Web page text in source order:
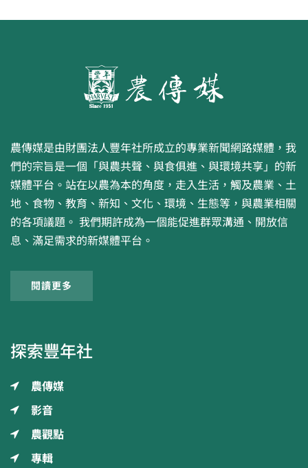
農傳媒是由財團法人豐年社所成立的專業新聞網路媒體，我
們的宗旨是一個「與農共聲、與食俱進、與環境共享」的新
媒體平台。站在以農為本的角度，走入生活，觸及農業、土
地、食物、教育、新知、文化、環境、生態等，與農業相關
的各項議題。 我們期許成為一個能促進群眾溝通、開放信
息、滿足需求的新媒體平台。
閱讀更多
探索豐年社
農傳媒
影音
農觀點
專輯